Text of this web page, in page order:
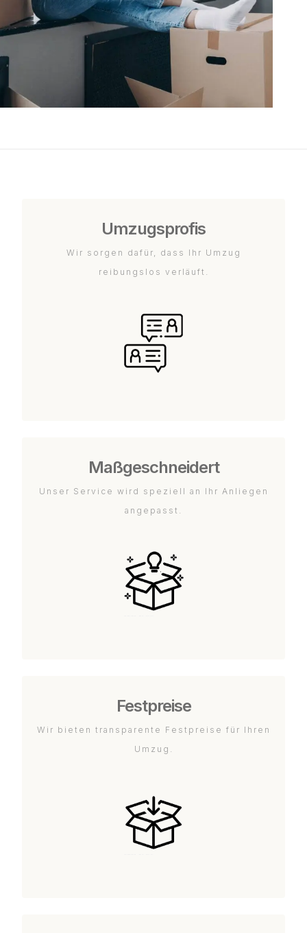
Umzugsprofis
Wir sorgen dafür, dass Ihr Umzug
reibungslos verläuft.
Maßgeschneidert
Unser Service wird speziell an Ihr Anliegen
angepasst.
Festpreise
Wir bieten transparente Festpreise für Ihren
Umzug.